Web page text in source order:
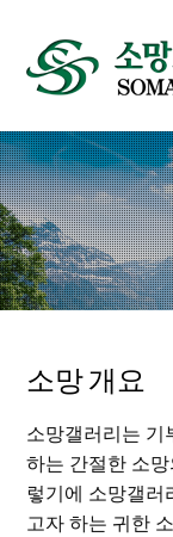
소망 개요
소망갤러리는 기
하는 간절한 소
렇기에 소망갤러
고자 하는 귀한